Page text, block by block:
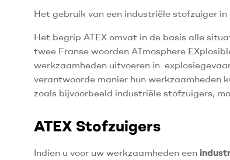
Het gebruik van een industriële stofzuiger
Het begrip ATEX omvat in de basis alle
twee Franse woorden ATmosphere
werkzaamheden uitvoeren in
verantwoorde manier hun werkzaamheden
zoals bijvoorbeeld industriële stofzuigers,
ATEX Stofzuigers
Indien u voor uw werkzaamheden een